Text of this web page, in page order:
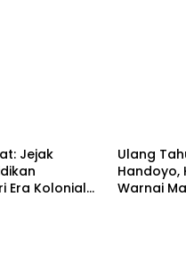
Jejak
Era Kolonial
Ulang
Handoyo,
Warnai